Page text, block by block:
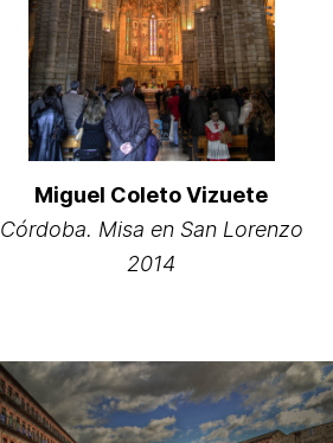
Miguel Coleto Vizuete
Córdoba. Misa en San Lorenzo
2014